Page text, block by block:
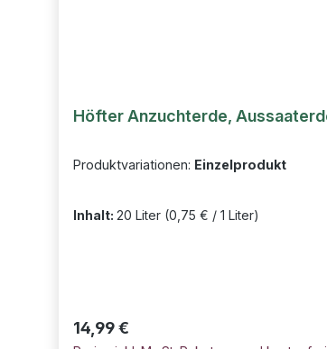
Höfter Anzuchterde,
Produktvariationen: Einzelprodukt
Inhalt: 20 Liter (0,75 € / 1 Liter)
Regulärer Preis:
14,99 €